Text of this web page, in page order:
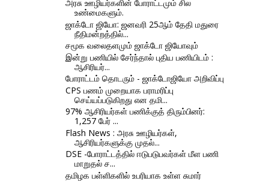
அரசு ஊழியர்களின் போராட்டமும் சில
உண்மைகளும்.
ஜாக்டோ ஜியோ: ஜனவரி 25ஆம் தேதி மதுரை
நீதிமன்றத்தில்...
சமூக வலைதளமும் ஜாக்டோ ஜியோவும்
இன்று பணியில் சேர்ந்தால் புதிய பணியிடம் :
ஆசிரியர்...
போராட்டம் தொடரும் - ஜாக்டோஜியோ அறிவிப்பு
CPS பணம் முறையாக பராமரிப்பு
செய்யப்படுகிறது என தமி...
97% ஆசிரியர்கள் பணிக்குத் திரும்பினர்:
1,257 பேர் ...
Flash News : அரசு ஊழியர்கள்,
ஆசிரியர்களுக்கு முதல்...
DSE -போராட்டத்தில் ஈடுபடுபவர்கள் மீள பணி
மாறுதல் ச...
தமிழக பள்ளிகளில் உபரியாக உள்ள சுமார்